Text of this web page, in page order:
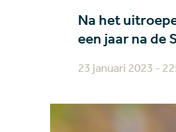
Na het
een jaar na de
23 januari 2023 -